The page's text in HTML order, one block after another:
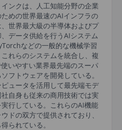
ンクは、人工知能分野の企業
めの世界最速のAIインフラの
世界最大級の半導体およびプ
データ供給を行うAIシステム
などの一般的な機械学習
れらのシステムを統合し、複
いやすい業界最先端のスーパ
フトウェアを開発している。
ュータを活用して最先端モデ
自身も従来の商用技術では実
行している。これらのAI機能
ドの双方で提供されており、
られている。